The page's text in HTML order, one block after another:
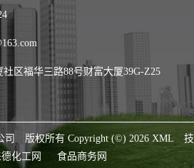
区福华三路88号财富大厦39G-Z25
司 版权所有 Copyright (©) 2026 XML
技
化工网 食品商务网